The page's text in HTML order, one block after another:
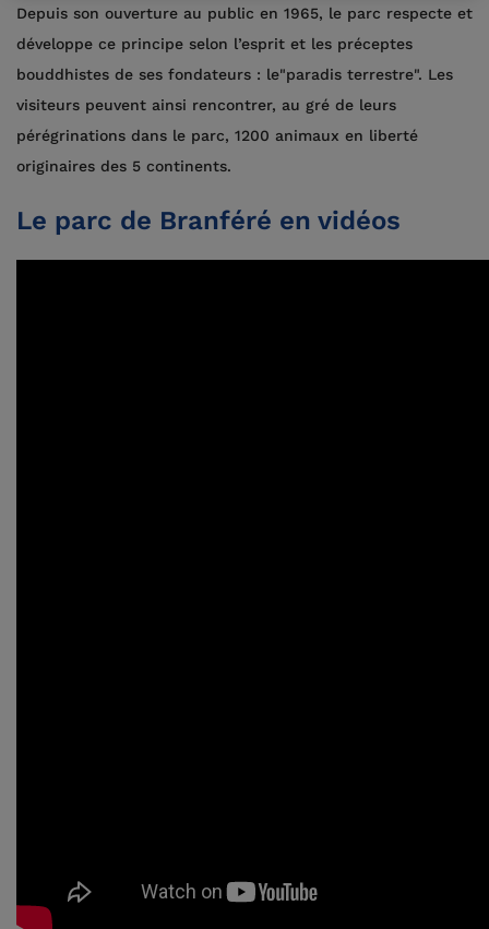
Depuis son ouverture au public en 1965, le parc respecte et
développe ce principe selon l’esprit et les préceptes
bouddhistes de ses fondateurs : le"paradis terrestre". Les
visiteurs peuvent ainsi rencontrer, au gré de leurs
pérégrinations dans le parc, 1200 animaux en liberté
originaires des 5 continents.
Le parc de Branféré en vidéos